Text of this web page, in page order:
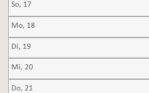
So, 17
Mo, 18
Di, 19
Mi, 20
Do, 21